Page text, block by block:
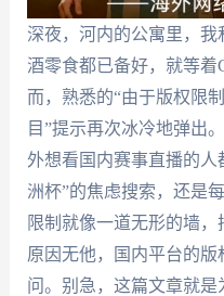
深夜，河内的公寓里，
酒零食都已备好，就等
而，熟悉的“由于版权限
目”提示再次冰冷地弹出
外想看国内赛事直播的人
洲杯”的焦虑搜索，还是
限制就像一道无形的墙，
原因无他，国内平台的
问。别急，这篇文章就